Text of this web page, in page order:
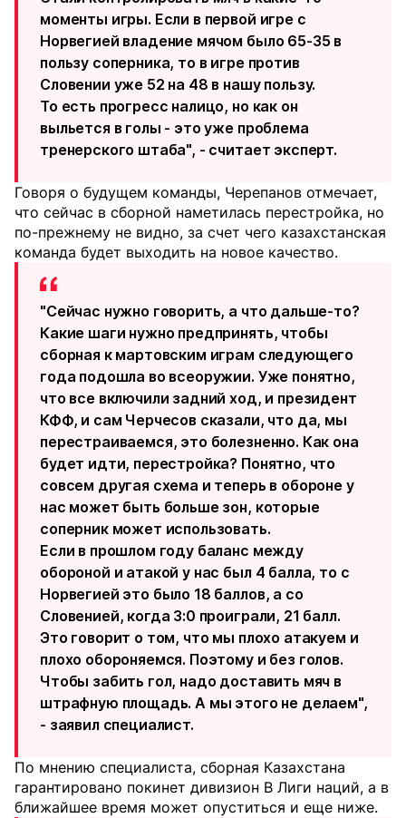
моменты игры. Если в первой игре с
Норвегией владение мячом было 65-35 в
пользу соперника, то в игре против
Словении уже 52 на 48 в нашу пользу.
То есть прогресс налицо, но как он
выльется в голы - это уже проблема
тренерского штаба", - считает эксперт.
Говоря о будущем команды, Черепанов отмечает,
что сейчас в сборной наметилась перестройка, но
по-прежнему не видно, за счет чего казахстанская
команда будет выходить на новое качество.
"Сейчас нужно говорить, а что дальше-то?
Какие шаги нужно предпринять, чтобы
сборная к мартовским играм следующего
года подошла во всеоружии. Уже понятно,
что все включили задний ход, и президент
КФФ, и сам Черчесов сказали, что да, мы
перестраиваемся, это болезненно. Как она
будет идти, перестройка? Понятно, что
совсем другая схема и теперь в обороне у
нас может быть больше зон, которые
соперник может использовать.
Если в прошлом году баланс между
обороной и атакой у нас был 4 балла, то с
Норвегией это было 18 баллов, а со
Словенией, когда 3:0 проиграли, 21 балл.
Это говорит о том, что мы плохо атакуем и
плохо обороняемся. Поэтому и без голов.
Чтобы забить гол, надо доставить мяч в
штрафную площадь. А мы этого не делаем",
- заявил специалист.
По мнению специалиста, сборная Казахстана
гарантировано покинет дивизион B Лиги наций, а в
ближайшее время может опуститься и еще ниже.